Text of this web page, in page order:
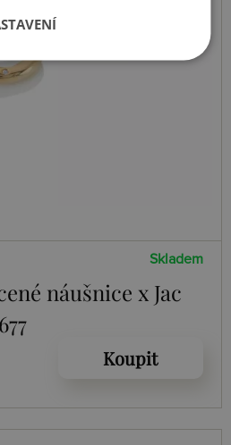
Skladem
náušnice x Jac
Koupit